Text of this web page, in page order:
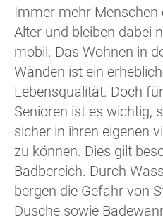
Immer mehr Menschen
Alter und bleiben dabei
mobil. Das Wohnen in
Wänden ist ein
Lebensqualität. Doch
Senioren ist es wichtig,
sicher in ihren eigenen
zu können. Dies gilt
Badbereich. Durch
bergen die Gefahr von
Dusche sowie